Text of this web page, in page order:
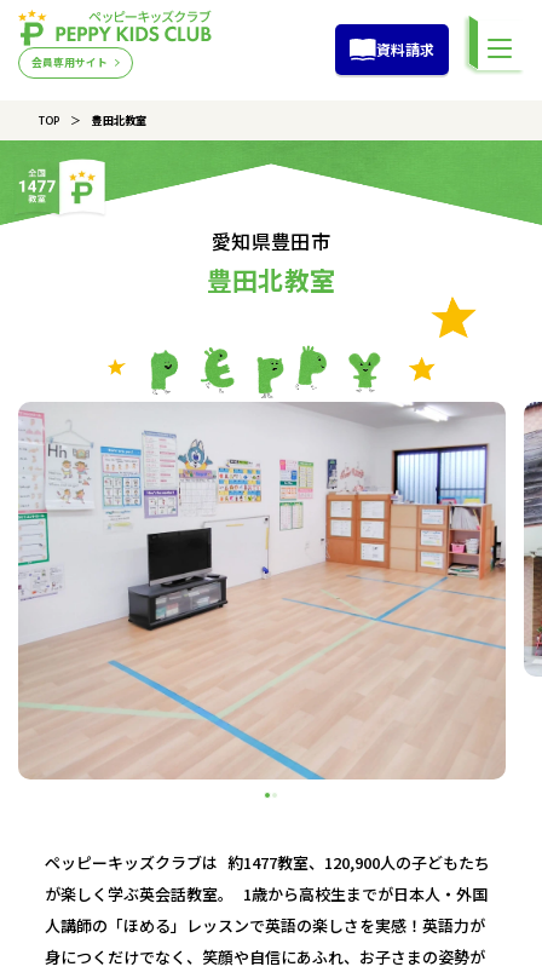
会員専用サイト
資料請求
TOP 豊田北教室
愛知県豊田市
豊田北教室
ペッピーキッズクラブは 約1477教室、120,900人の子どもたち
が楽しく学ぶ英会話教室。 1歳から高校生までが日本人・外国
人講師の「ほめる」レッスンで英語の楽しさを実感！英語力が
身につくだけでなく、笑顔や自信にあふれ、お子さまの姿勢が